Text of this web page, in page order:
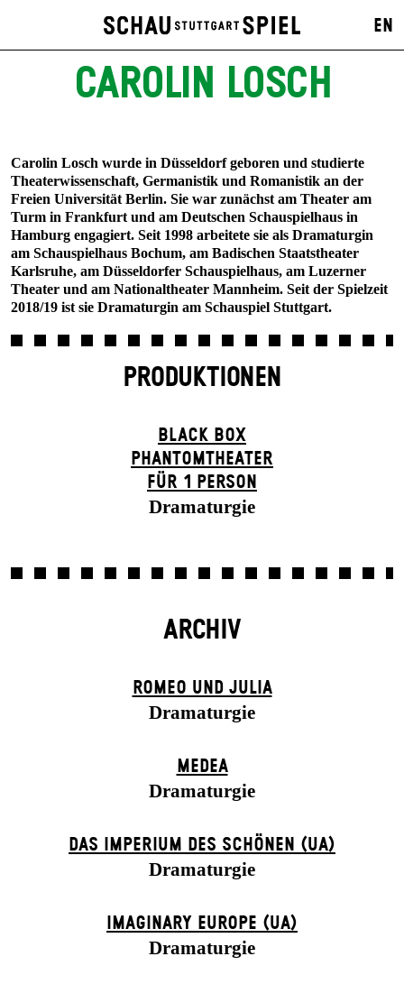
EN
CAROLIN LOSCH
Carolin Losch wurde in Düsseldorf geboren und studierte
Theater­wissenschaft, Germanistik und Romanistik an der
Freien Universität Berlin. Sie war zunächst am Theater am
Turm in Frankfurt und am Deutschen Schauspielhaus in
Hamburg engagiert. Seit 1998 arbeitete sie als Dramaturgin
am Schauspielhaus Bochum, am Badischen Staatstheater
Karlsruhe, am Düsseldorfer Schauspielhaus, am Luzerner
Theater und am Nationaltheater Mannheim. Seit der Spielzeit
2018/19 ist sie Dramaturgin am Schauspiel Stuttgart.
PRODUKTIONEN
BLACK BOX
PHANTOM­THEATER
FÜR 1 PERSON
Dramaturgie
ARCHIV
ROMEO UND JULIA
Dramaturgie
MEDEA
Dramaturgie
DAS IMPERIUM DES SCHÖNEN (UA)
Dramaturgie
IMAGINARY EUROPE (UA)
Dramaturgie